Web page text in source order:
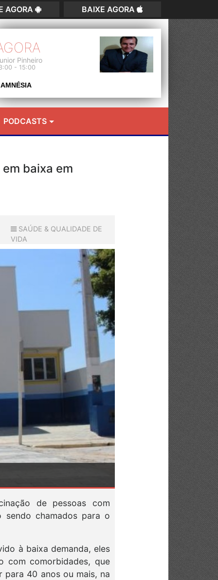
AGORA BAIXE AGORA
Pinheiro
- 15:00
AMNÉSIA
PODCASTS
baixa em
SAÚDE & QUALIDADE DE
VIDA
de pessoas com
sendo chamados para o
à baixa demanda, eles
com comorbidades, que
para 40 anos ou mais, na